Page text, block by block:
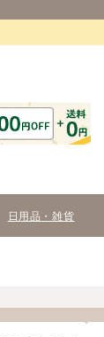
日用品・雑貨